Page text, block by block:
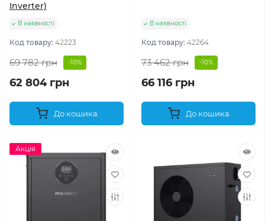
Inverter)
В наявності
Код товару: 42223
69 782 грн -10%
62 804 грн
До кошика
В наявності
Код товару: 42264
73 462 грн -10%
66 116 грн
До кошика
Акція